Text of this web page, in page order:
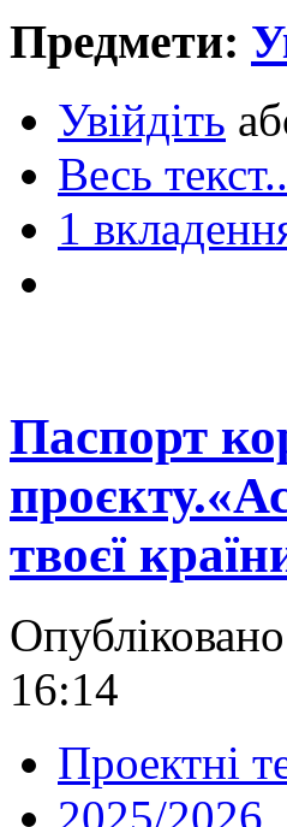
Предмети:
Увійдіть
Весь
1
Паспорт
твоєї
16:14
Проектні
2025/2026